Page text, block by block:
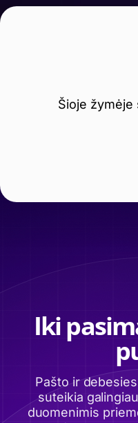
Šioje žymėje
Iki
Pašto ir
suteikia
duomenimis